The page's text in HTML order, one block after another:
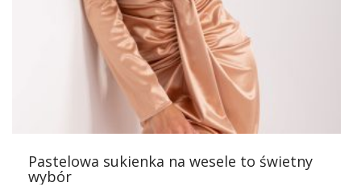
się w styl safari. Może to być panterka, paski zebry czy
imitacji skóry węża lub krokodyla. Przez cały rok
popularne są motywy kwiatowe. Mogą one przedstawiać
jeden rodzaj kwiatów lub wyglądać jak „łączka”. Dobrym
wyborem są także wzory roślinne.
Zimowe
dobrze wyglądają również ozdobione wzorem
kraty, pasków czy grochów. Ciekawie prezentują
sukienki na…
Pastelowa sukienka na wesele to świetny
wybór